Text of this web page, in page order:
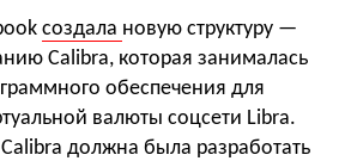
создала новую структуру —
Calibra, которая занималась
обеспечения для
валюты соцсети Libra.
должна была разработать